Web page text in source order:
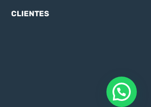
CLIENTES